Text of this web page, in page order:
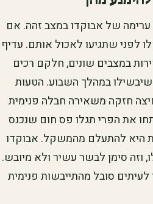
של אבוקדו במצב זהה. אם
לפני שתגיעו לאכול אותם. עדיף
במצבים שונים, חלקם רכים
במהלך השבוע. הטעות
חזקה משאירה חבלה פנימית
את הפרי תגלו פס חום שנכנס
היא להתעלם מהמשקל. אבוקדו
וזה סימן לבשר עשיר ולא מיובש.
סובל מהתייבשות פנימית